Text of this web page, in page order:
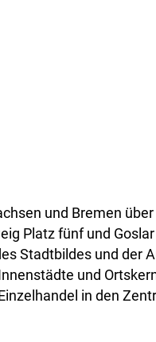
und Bremen
Platz fünf und
Stadtbildes und der
und
in den